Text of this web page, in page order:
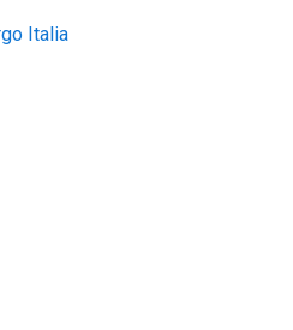
Italia